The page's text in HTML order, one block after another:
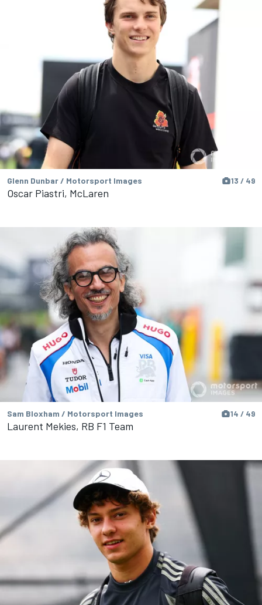
Glenn Dunbar / Motorsport Images 13 / 49
Oscar Piastri, McLaren
Sam Bloxham / Motorsport Images 14 / 49
Laurent Mekies, RB F1 Team